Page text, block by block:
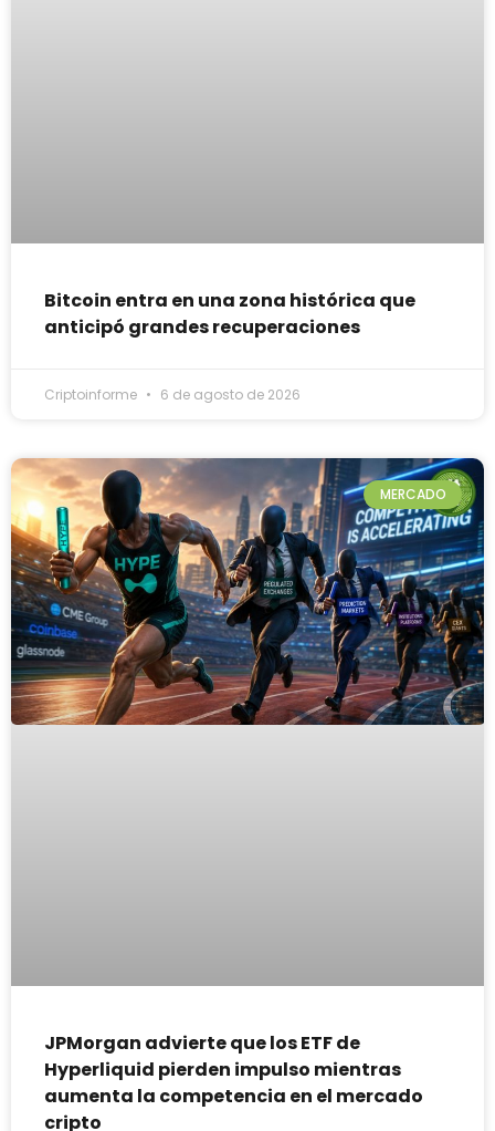
Bitcoin entra en una zona histórica que
anticipó grandes recuperaciones
Criptoinforme 6 de agosto de 2026
MERCADO
JPMorgan advierte que los ETF de
Hyperliquid pierden impulso mientras
aumenta la competencia en el mercado
cripto